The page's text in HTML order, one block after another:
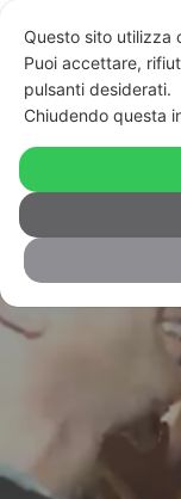
La
principe
Questo sito utilizza
Puoi accettare,
pulsanti desiderati.
Chiudendo questa